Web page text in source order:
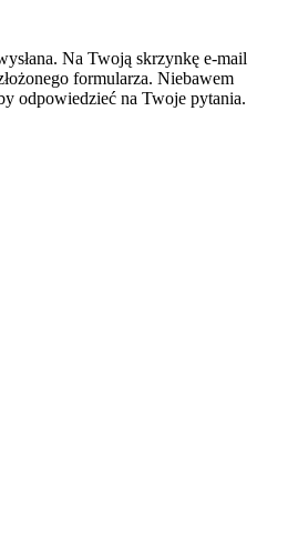
Na Twoją skrzynkę e-mail
formularza. Niebawem
odpowiedzieć na Twoje pytania.